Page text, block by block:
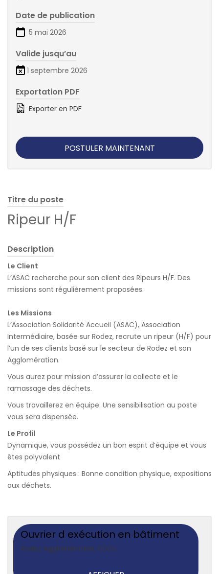
Date de publication
5 mai 2026
Valide jusqu’au
1 septembre 2026
Exportation PDF
Exporter en PDF
POSTULER MAINTENANT
Titre du poste
Ripeur H/F
Description
Le Client
L’ASAC recherche pour son client des Ripeurs H/F. Des
missions sont régulièrement proposées.
Les Missions
L’Association Solidarité Accueil (ASAC), Association
Intermédiaire, basée sur Rodez, recrute un ripeur (H/F) pour
l’un de ses clients basé sur le secteur de Rodez et son
Agglomération.
Vous aurez pour mission d’assurer la collecte et le
ramassage des déchets.
Vous travaillerez en équipe. Une sensibilisation au poste
vous sera dispensée.
Le Profil
Dynamique, vous possédez un bon esprit d’équipe et vous
êtes polyvalent
Aptitudes physiques : Bonne condition physique, expositions
aux déchets.
Ouvrier d exécution en bâtiment
Rodez Agglomération, CDDU